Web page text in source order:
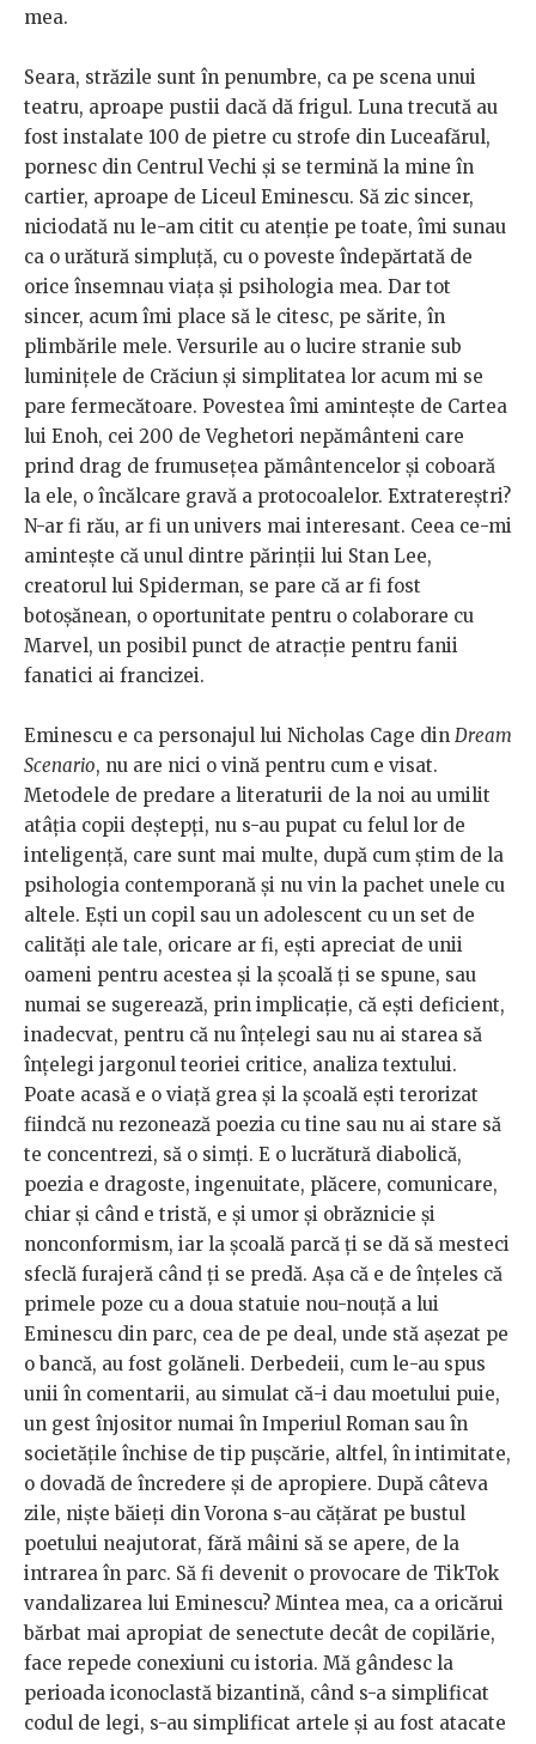
mea.
Seara, străzile sunt în penumbre, ca pe scena unui
teatru, aproape pustii dacă dă frigul. Luna trecută au
fost instalate 100 de pietre cu strofe din Luceafărul,
pornesc din Centrul Vechi și se termină la mine în
cartier, aproape de Liceul Eminescu. Să zic sincer,
niciodată nu le-am citit cu atenție pe toate, îmi sunau
ca o urătură simpluță, cu o poveste îndepărtată de
orice însemnau viața și psihologia mea. Dar tot
sincer, acum îmi place să le citesc, pe sărite, în
plimbările mele. Versurile au o lucire stranie sub
luminițele de Crăciun și simplitatea lor acum mi se
pare fermecătoare. Povestea îmi amintește de Cartea
lui Enoh, cei 200 de Veghetori nepământeni care
prind drag de frumusețea pământencelor și coboară
la ele, o încălcare gravă a protocoalelor. Extratereștri?
N-ar fi rău, ar fi un univers mai interesant. Ceea ce-mi
amintește că unul dintre părinții lui Stan Lee,
creatorul lui Spiderman, se pare că ar fi fost
botoșănean, o oportunitate pentru o colaborare cu
Marvel, un posibil punct de atracție pentru fanii
fanatici ai francizei.
Eminescu e ca personajul lui Nicholas Cage din Dream
Scenario, nu are nici o vină pentru cum e visat.
Metodele de predare a literaturii de la noi au umilit
atâția copii deștepți, nu s-au pupat cu felul lor de
inteligență, care sunt mai multe, după cum știm de la
psihologia contemporană și nu vin la pachet unele cu
altele. Ești un copil sau un adolescent cu un set de
calități ale tale, oricare ar fi, ești apreciat de unii
oameni pentru acestea și la școală ți se spune, sau
numai se sugerează, prin implicație, că ești deficient,
inadecvat, pentru că nu înțelegi sau nu ai starea să
înțelegi jargonul teoriei critice, analiza textului.
Poate acasă e o viață grea și la școală ești terorizat
fiindcă nu rezonează poezia cu tine sau nu ai stare să
te concentrezi, să o simți. E o lucrătură diabolică,
poezia e dragoste, ingenuitate, plăcere, comunicare,
chiar și când e tristă, e și umor și obrăznicie și
nonconformism, iar la școală parcă ți se dă să mesteci
sfeclă furajeră când ți se predă. Așa că e de înțeles că
primele poze cu a doua statuie nou-nouță a lui
Eminescu din parc, cea de pe deal, unde stă așezat pe
o bancă, au fost golăneli. Derbedeii, cum le-au spus
unii în comentarii, au simulat că-i dau moetului puie,
un gest înjositor numai în Imperiul Roman sau în
societățile închise de tip pușcărie, altfel, în intimitate,
o dovadă de încredere și de apropiere. După câteva
zile, niște băieți din Vorona s-au cățărat pe bustul
poetului neajutorat, fără mâini să se apere, de la
intrarea în parc. Să fi devenit o provocare de TikTok
vandalizarea lui Eminescu? Mintea mea, ca a oricărui
bărbat mai apropiat de senectute decât de copilărie,
face repede conexiuni cu istoria. Mă gândesc la
perioada iconoclastă bizantină, când s-a simplificat
codul de legi, s-au simplificat artele și au fost atacate